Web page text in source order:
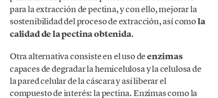
para la extracción de pectina, y con ello, mejorar la
sostenibilidad del proceso de extracción, así comola
calidad de la pectina obtenida.
Otra alternativa consiste en el uso deenzimas
capaces de degradar la hemicelulosa y la celulosa de
la pared celular de la cáscara y así liberar el
compuesto de interés: la pectina. Enzimas como la